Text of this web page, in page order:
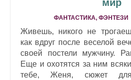
мир
ФАНТАСТИКА, ФЭНТЕЗИ
Живешь, никого не
как вдруг после веселой
своей постели мужчину.
Еще и охотятся за ним
тебе, Женя, сюжет